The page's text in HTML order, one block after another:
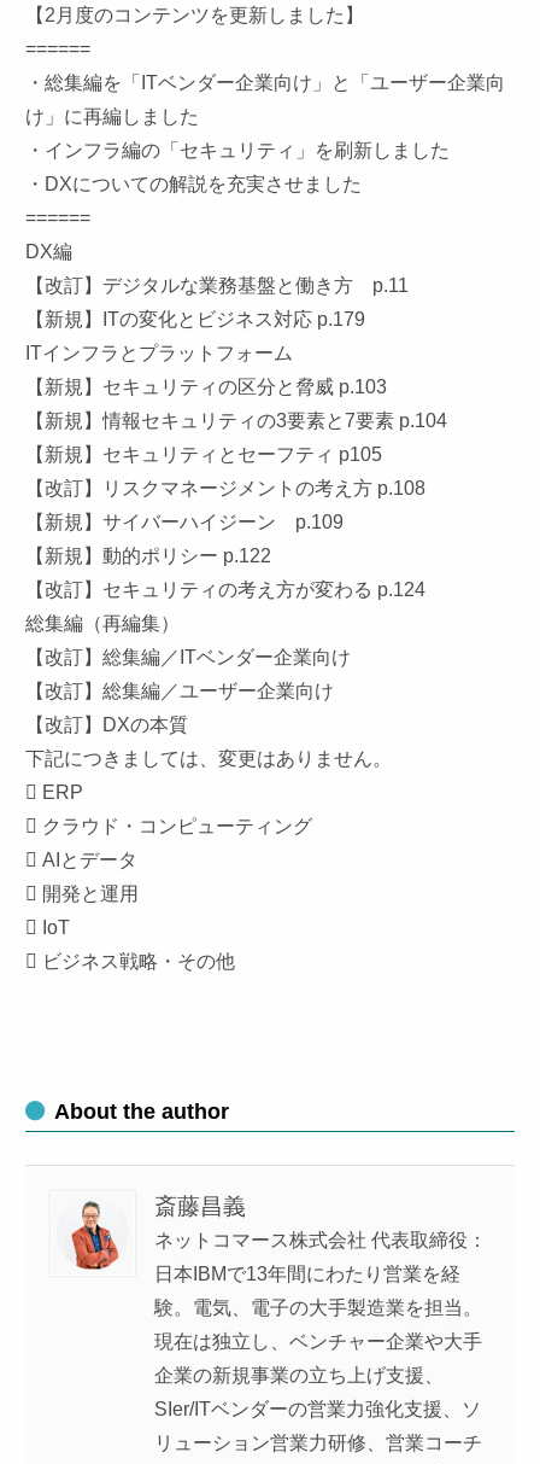
【2月度のコンテンツを更新しました】
======
・総集編を「ITベンダー企業向け」と「ユーザー企業向
け」に再編しました
・インフラ編の「セキュリティ」を刷新しました
・DXについての解説を充実させました
======
DX編
【改訂】デジタルな業務基盤と働き方 p.11
【新規】ITの変化とビジネス対応 p.179
ITインフラとプラットフォーム
【新規】セキュリティの区分と脅威 p.103
【新規】情報セキュリティの3要素と7要素 p.104
【新規】セキュリティとセーフティ p105
【改訂】リスクマネージメントの考え方 p.108
【新規】サイバーハイジーン p.109
【新規】動的ポリシー p.122
【改訂】セキュリティの考え方が変わる p.124
総集編（再編集）
【改訂】総集編／ITベンダー企業向け
【改訂】総集編／ユーザー企業向け
【改訂】DXの本質
下記につきましては、変更はありません。
 ERP
 クラウド・コンピューティング
 AIとデータ
 開発と運用
 IoT
 ビジネス戦略・その他
About the author
斎藤昌義
ネットコマース株式会社 代表取締役：
日本IBMで13年間にわたり営業を経
験。電気、電子の大手製造業を担当。
現在は独立し、ベンチャー企業や大手
企業の新規事業の立ち上げ支援、
SIer/ITベンダーの営業力強化支援、ソ
リューション営業力研修、営業コーチ